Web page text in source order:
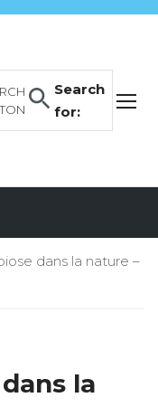
Search
for:
dans la nature –
la